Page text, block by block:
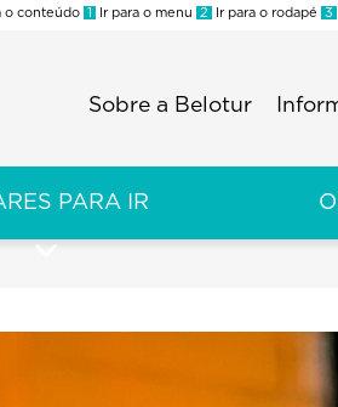
o conteúdo 1 Ir para o menu 2 Ir para o rodapé 3
Sobre a Belotur
PARA IR